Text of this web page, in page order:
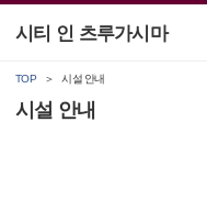
시티 인 츠루가시마
TOP 시설 안내
시설 안내